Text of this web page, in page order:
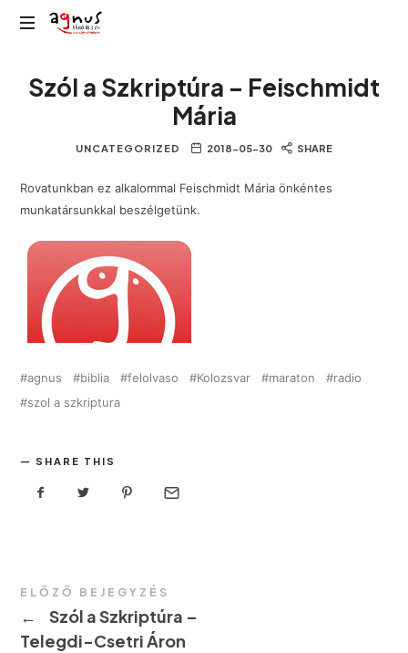
Agnus
közösségi
rádiója
Szól a Szkriptúra – Feischmidt
Mária
UNCATEGORIZED 2018-05-30 SHARE
Rovatunkban ez alkalommal Feischmidt Mária önkéntes
munkatársunkkal beszélgetünk.
agnus biblia felolvaso Kolozsvar maraton
radio
szol a szkriptura
SHARE THIS
ELŐZŐ BEJEGYZÉS
←
Szól a Szkriptúra –
Telegdi-Csetri Áron